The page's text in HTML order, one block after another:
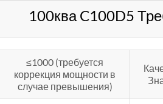
100ква C100D5
≤1000 (требуется
коррекция мощности в
случае превышения)